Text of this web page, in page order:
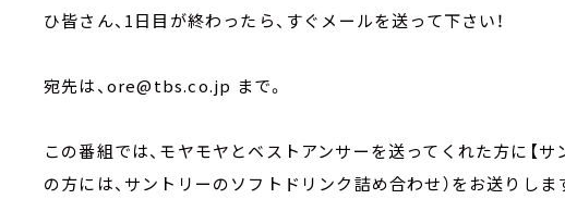
ひ皆さん、1日目が終わったら、すぐメールを送って下さい！
宛先は、ore@tbs.co.jp まで。
この番組では、モヤモヤとベストアンサーを送ってくれた方に【サ
の方には、サントリーのソフトドリンク詰め合わせ）をお送りしま